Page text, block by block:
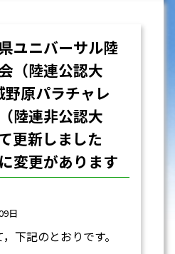
ユニバーサル陸
（陸連公認大
野原パラチャレ
陸連非公認大
更新しました
変更があります
日
下記のとおりです。